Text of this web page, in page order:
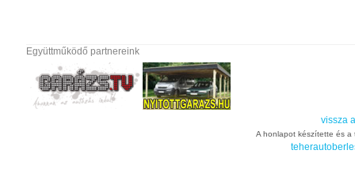
Együttműködő partnereink
vissza
A honlapot készítette és